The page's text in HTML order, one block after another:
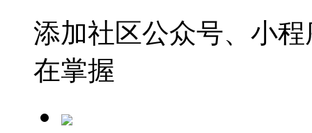
添加社区公众号、小
在掌握